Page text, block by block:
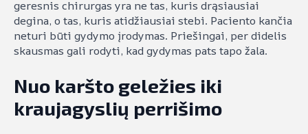
geresnis chirurgas yra ne tas, kuris drąsiausiai
degina, o tas, kuris atidžiausiai stebi. Paciento kančia
neturi būti gydymo įrodymas. Priešingai, per didelis
skausmas gali rodyti, kad gydymas pats tapo žala.
Nuo karšto geležies iki
kraujagyslių perrišimo